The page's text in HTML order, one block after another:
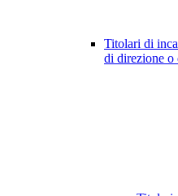
Titolari di
di direzione o